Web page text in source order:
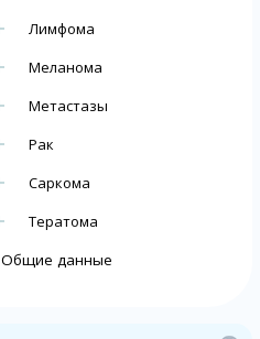
Лимфома
Меланома
Метастазы
Рак
Саркома
Тератома
Общие данные